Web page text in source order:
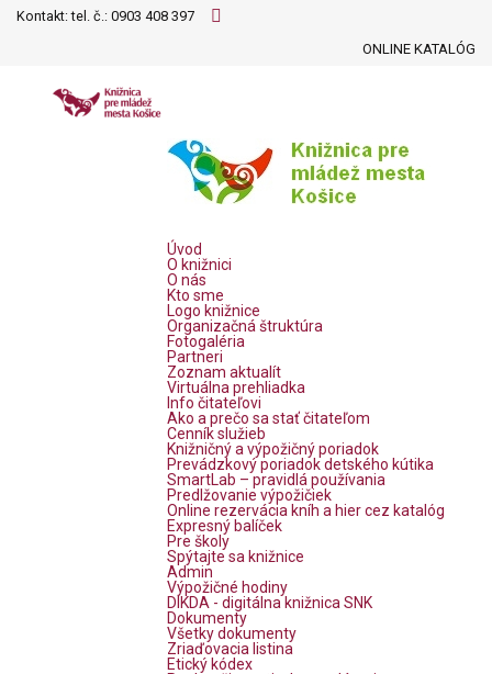
Kontakt: tel. č.: 0903 408 397
ONLINE KATALÓG
Úvod
O knižnici
O nás
Kto sme
Logo knižnice
Organizačná štruktúra
Fotogaléria
Partneri
Zoznam aktualít
Virtuálna prehliadka
Info čitateľovi
Ako a prečo sa stať čitateľom
Cenník služieb
Knižničný a výpožičný poriadok
Prevádzkový poriadok detského kútika
SmartLab – pravidlá používania
Predlžovanie výpožičiek
Online rezervácia kníh a hier cez katalóg
Expresný balíček
Pre školy
Spýtajte sa knižnice
Admin
Výpožičné hodiny
DIKDA - digitálna knižnica SNK
Dokumenty
Všetky dokumenty
Zriaďovacia listina
Etický kódex